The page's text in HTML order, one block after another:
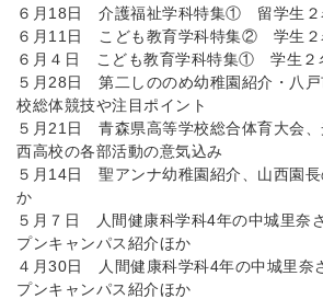
６月18日 介護福祉学科特集① 留学生２
６月11日 こども教育学科特集② 学生２
６月４日 こども教育学科特集① 学生２
５月28日 第二しののめ幼稚園紹介・八戸
校総体競技や注目ポイント
５月21日 青森県高等学校総合体育大会
西高校の各部活動の意気込み
５月14日 聖アンナ幼稚園紹介、山西園長
か
５月７日 人間健康科学科4年の中城里奈
プンキャンパス紹介ほか
４月30日 人間健康科学科4年の中城里奈
プンキャンパス紹介ほか